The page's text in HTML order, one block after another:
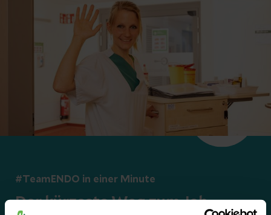
#TeamENDO in einer Minute
Der kürzeste Weg zum Job